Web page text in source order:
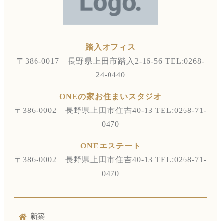
踏入オフィス
〒386-0017 長野県上田市踏入2-16-56 TEL:0268-
24-0440
ONEの家お住まいスタジオ
〒386-0002 長野県上田市住吉40-13 TEL:0268-71-
0470
ONEエステート
〒386-0002 長野県上田市住吉40-13 TEL:0268-71-
0470
新築